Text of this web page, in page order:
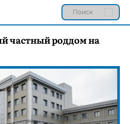
частный роддом на